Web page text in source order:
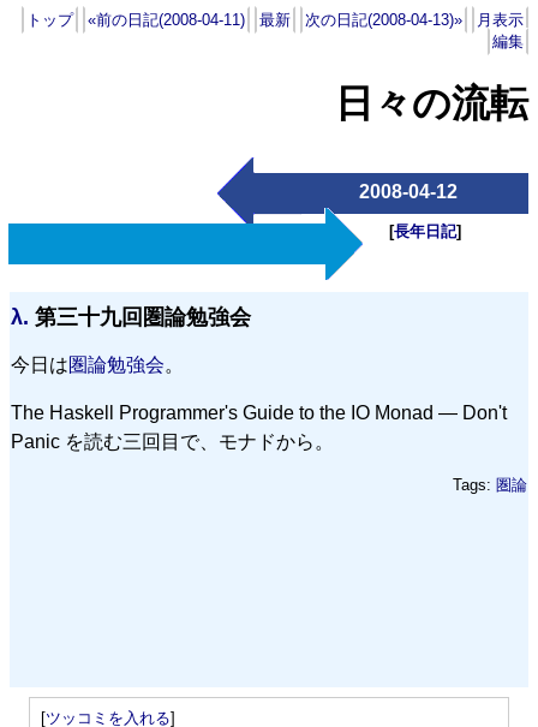
トップ «前の日記(2008-04-11) 最新 次の日記(2008-04-13)»
月表示
編集
日々の流転
2008-04-12
[長年日記]
λ. 第三十九回圏論勉強会
今日は圏論勉強会。
The Haskell Programmer's Guide to the IO Monad — Don't
Panic を読む三回目で、モナドから。
Tags: 圏論
[ツッコミを入れる]